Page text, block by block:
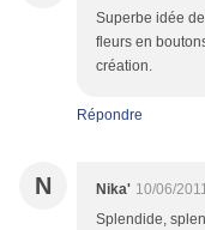
Superbe idée
fleurs en
création.
Répondre
N Nika' 10/06/
Splendide,